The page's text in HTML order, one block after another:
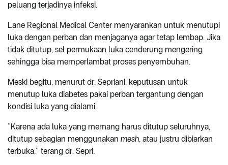
peluang terjadinya infeksi.
Lane Regional Medical Center menyarankan untuk menutupi
luka dengan perban dan menjaganya agar tetap lembap. Jika
tidak ditutup, sel permukaan luka cenderung mengering
sehingga bisa memperlambat proses penyembuhan.
Meski begitu, menurut dr. Sepriani, keputusan untuk
menutup luka diabetes pakai perban tergantung dengan
kondisi luka yang dialami.
“Karena ada luka yang memang harus ditutup seluruhnya,
ditutup sebagian menggunakan mesh, atau justru dibiarkan
terbuka,” terang dr. Sepri.